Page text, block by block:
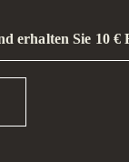
erhalten Sie 10 €